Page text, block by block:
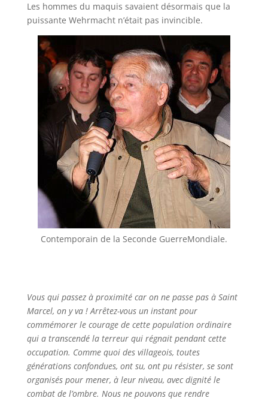
Les hommes du maquis savaient désormais que la
puissante Wehrmacht n’était pas invincible.
Contemporain de la Seconde GuerreMondiale.
Vous qui passez à proximité car on ne passe pas à Saint
Marcel, on y va ! Arrêtez-vous un instant pour
commémorer le courage de cette population ordinaire
qui a transcendé la terreur qui régnait pendant cette
occupation. Comme quoi des villageois, toutes
générations confondues, ont su, ont pu résister, se sont
organisés pour mener, à leur niveau, avec dignité le
combat de l’ombre. Nous ne pouvons que rendre